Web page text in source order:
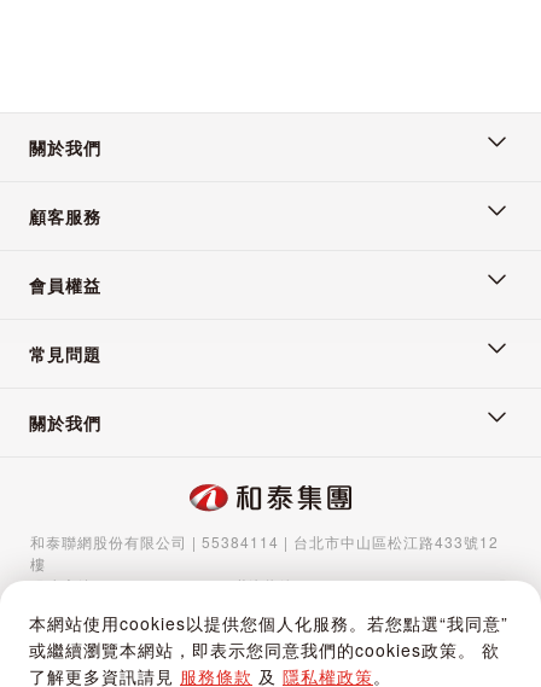
本網站使用cookies以提供您個人化服務。若您點選“我同意”
或繼續瀏覽本網站，即表示您同意我們的cookies政策。 欲
了解更多資訊請見 服務條款 及 隱私權政策。
關於我們
顧客服務
會員權益
常見問題
關於我們
和泰聯網股份有限公司 | 55384114 | 台北市中山區松江路433號12
樓
服務專線：02-5570-1788| 聯絡信箱：gocs@hotaigo.com.tw| 服
Copyright © 2024 Hotai Connected Co.,Ltd | Powered by Hotai
Motor Corporation